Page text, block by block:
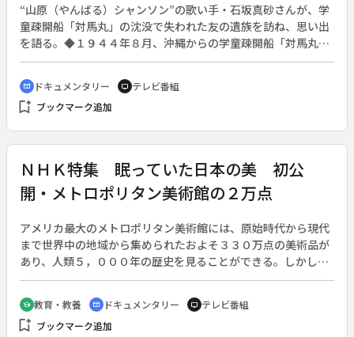
“山原（やんばる）シャンソン”の歌い手・石坂真砂さんが、学
童疎開船「対馬丸」の沈没で失われた友の遺族を訪ね、思い出
を語る。◆１９４４年８月、沖縄からの学童疎開船「対馬丸」
は、鹿児島県悪石島沖で米潜水艦の魚雷攻撃により沈没、８０
０余りの幼い命が失われた。そして４０年後、海に沈んだ友を
想う石坂真砂さんのＬＰが完成した。石坂さんは沖縄本島北部
の出身で、彼女の唄うシャンソンはその地名をとって山原シャ
cinematic_blur ドキュメンタリー tv テレビ番組
bookmark_add ブックマーク追加
ＮＨＫ特集 眠っていた日本の美 初公
開・メトロポリタン美術館の２万点
アメリカ最大のメトロポリタン美術館には、原始時代から現代
まで世界中の地域から集められたおよそ３３０万点の美術品が
あり、人類５，０００年の歴史を見ることができる。しかしな
ぜか日本美術への関心は薄かった。◆１９７５年、日本美術の
一大コレクター、ハリー・パッカード氏の大量寄贈を機に、日
本ギャラリー建設の機運が盛り上がる。日本ギャラリーでは、
日本の国宝級の逸品など２万点に及ぶ収蔵品の中から２５０点
school 教育・教養 cinematic_blur ドキュメンタリー tv テレビ番組
bookmark_add ブックマーク追加